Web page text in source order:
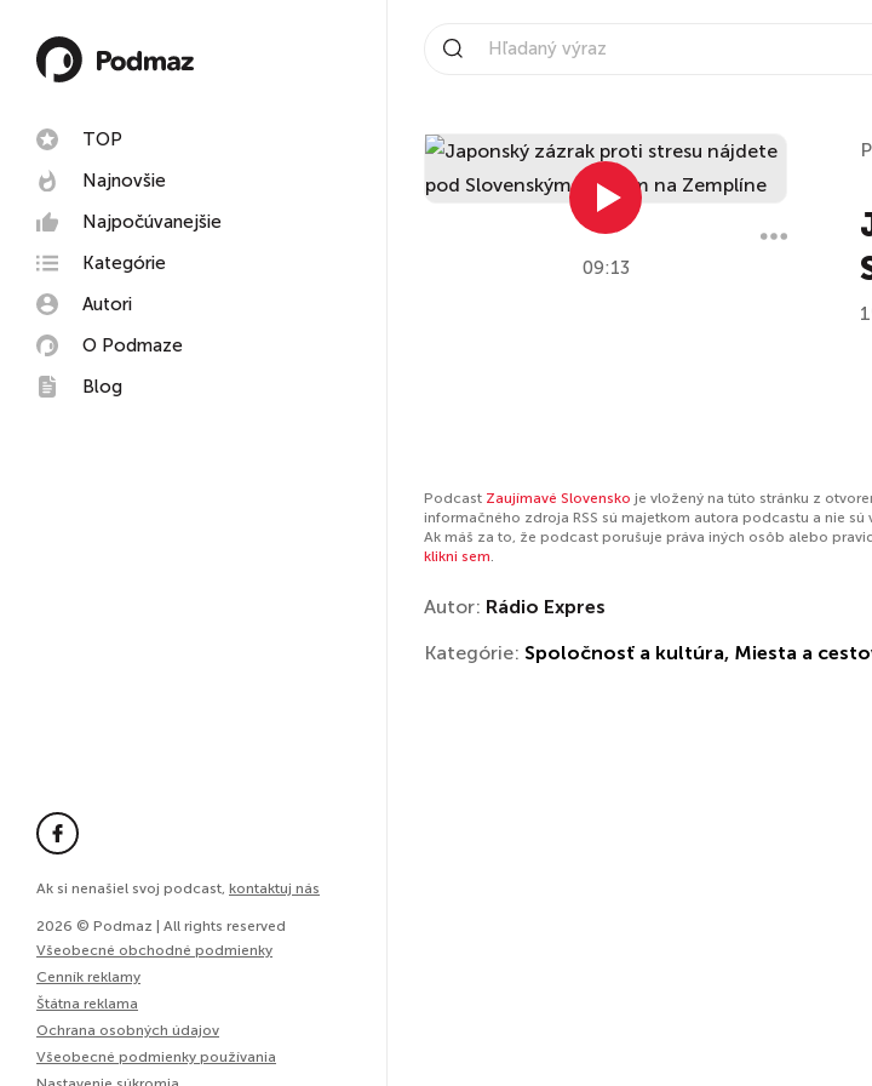
TOP
Najnovšie
Najpočúvanejšie
Kategórie
Autori
O Podmaze
Blog
Ak si nenašiel svoj podcast, kontaktuj nás
2026 © Podmaz | All rights reserved
Všeobecné obchodné podmienky
Cenník reklamy
Štátna reklama
Ochrana osobných údajov
Všeobecné podmienky používania
09:13
Podcast Zaujímavé Slovensko je vložený na túto stránku z
informačného zdroja RSS sú majetkom autora podcastu a nie
Ak máš za to, že podcast porušuje práva iných osôb alebo
klikni sem.
Autor: Rádio Expres
Kategórie: Spoločnosť a kultúra, Miesta a